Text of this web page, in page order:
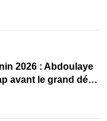
2026 : Abdoulaye
avant le grand défi